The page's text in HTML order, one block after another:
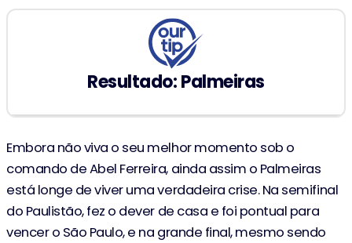
Resultado: Palmeiras
Embora não viva o seu melhor momento sob o
comando de Abel Ferreira, ainda assim o Palmeiras
está longe de viver uma verdadeira crise. Na semifinal
do Paulistão, fez o dever de casa e foi pontual para
vencer o São Paulo, e na grande final, mesmo sendo